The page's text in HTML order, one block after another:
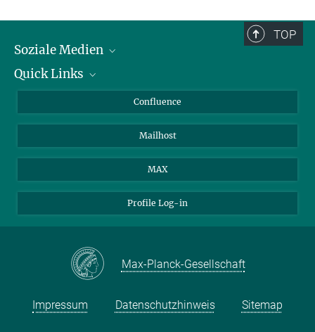
TOP
Soziale Medien
LinkedIn
YouTube
Quick Links
Für Journalisten und Journalistinnen
Über Tiere in der Forschung
Ihr Weg zu uns
Confluence
Mailhost
MAX
Profile Log-in
Max-Planck-Gesellschaft
Impressum Datenschutzhinweis Sitemap